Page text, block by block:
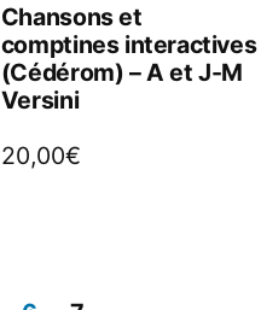
Chansons et
comptines interactives
(Cédérom) – A et J-M
Versini
20,00€